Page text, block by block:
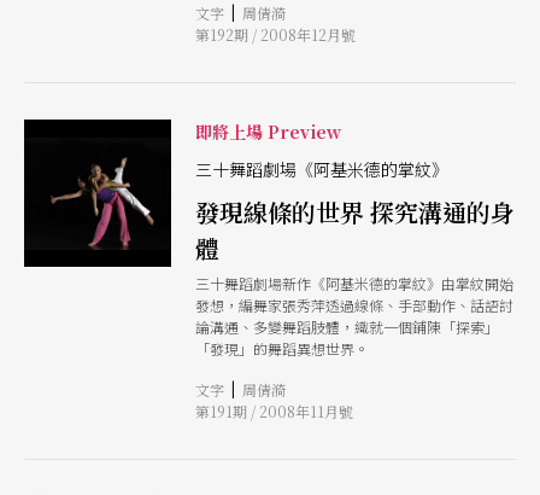
廳院董監事、藝術界代表等，在歡樂氣氛中一起為
兩廳院祝賀生日快樂！
文字 | 周倩漪
第192期 / 2008年12月號
即將上場 Preview
三十舞蹈劇場《阿基米德的掌紋》
發現線條的世界 探究溝通的身
體
三十舞蹈劇場新作《阿基米德的掌紋》由掌紋開始
發想，編舞家張秀萍透過線條、手部動作、話語討
論溝通、多變舞蹈肢體，織就一個鋪陳「探索」
「發現」的舞蹈異想世界。
文字 | 周倩漪
第191期 / 2008年11月號